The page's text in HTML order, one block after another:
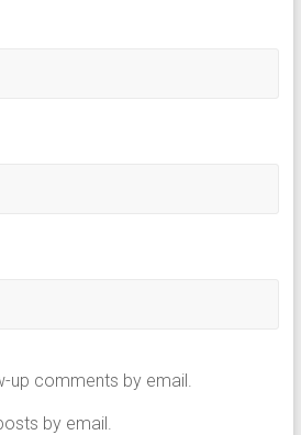
up comments by email.
by email.